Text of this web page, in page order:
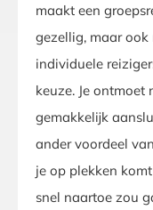
maakt een
gezellig, maar ook
individuele
keuze. Je
gemakkelijk
ander voordeel
je op plekken
snel naartoe zou